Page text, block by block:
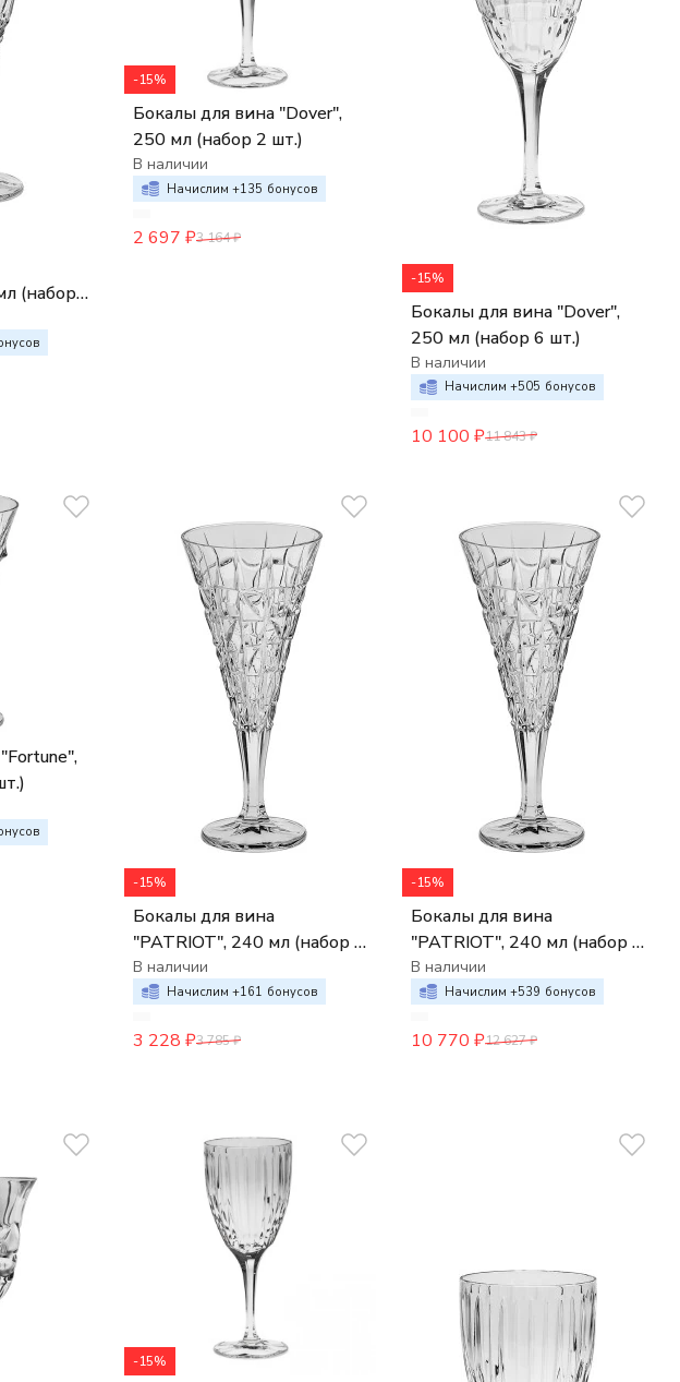
(набор
-15%
Бокалы для вина "Dover",
250 мл (набор 2 шт.)
В наличии
Начислим +135 бонусов
2 697 ₽3 164₽
-15%
Бокалы для вина "Dover",
250 мл (набор 6 шт.)
В наличии
Начислим +505 бонусов
10 100 ₽11 843₽
-15%
Бокалы для вина
"PATRIOT", 240 мл (набор 2
шт.)
В наличии
Начислим +161 бонусов
3 228 ₽3 785₽
-15%
Бокалы для вина
"PATRIOT", 240 мл (набор 6
шт.)
В наличии
Начислим +539 бонусов
10 770 ₽12 627₽
-15%